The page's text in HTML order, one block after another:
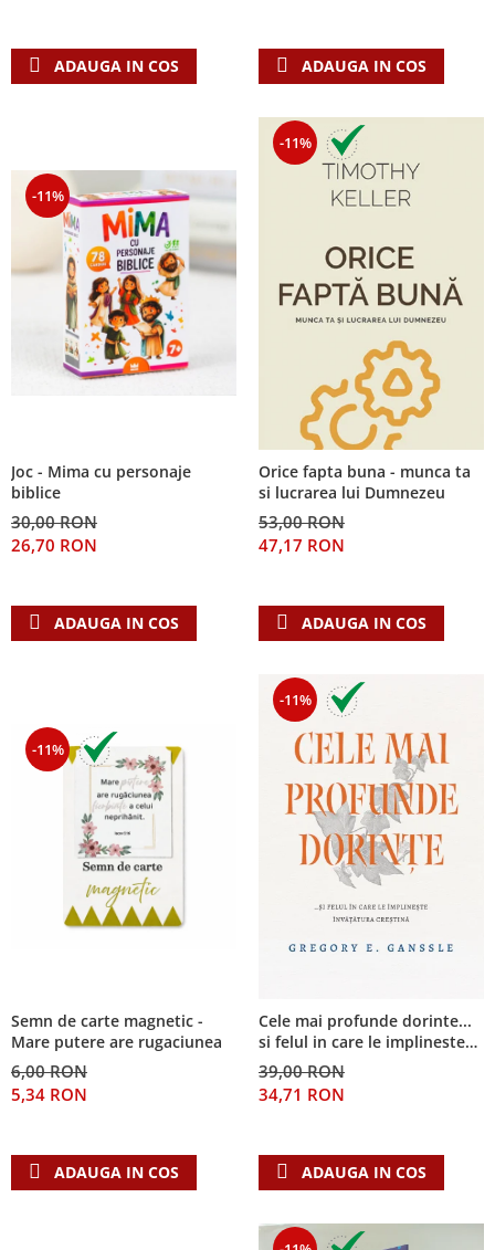
ADAUGA IN COS ADAUGA IN COS
-11%
Joc - Mima cu personaje
biblice
30,00 RON
26,70 RON
ADAUGA IN COS
-11%
Orice fapta buna - munca ta
si lucrarea lui Dumnezeu
53,00 RON
47,17 RON
ADAUGA IN COS
-11%
Semn de carte magnetic -
Mare putere are rugaciunea
6,00 RON
5,34 RON
ADAUGA IN COS
-11%
Cele mai profunde dorinte...
si felul in care le implineste
invatatura crestina
39,00 RON
34,71 RON
ADAUGA IN COS